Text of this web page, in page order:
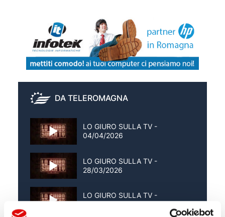
DA TELEROMAGNA
LO GIURO SULLA TV -
04/04/2026
LO GIURO SULLA TV -
28/03/2026
LO GIURO SULLA TV -
21/03/2026